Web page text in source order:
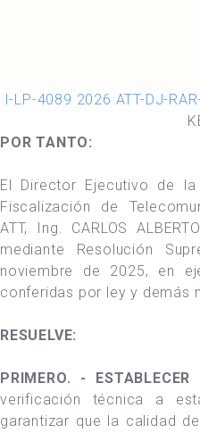
I-LP-4089 2026 ATT-DJ-
POR TANTO:
El Director Ejecutivo de
Fiscalización de
ATT, Ing. CARLOS
mediante Resolución
noviembre de 2025, en
conferidas por ley y demás
RESUELVE:
PRIMERO. - ESTABLECER
verificación técnica a
garantizar que la calidad